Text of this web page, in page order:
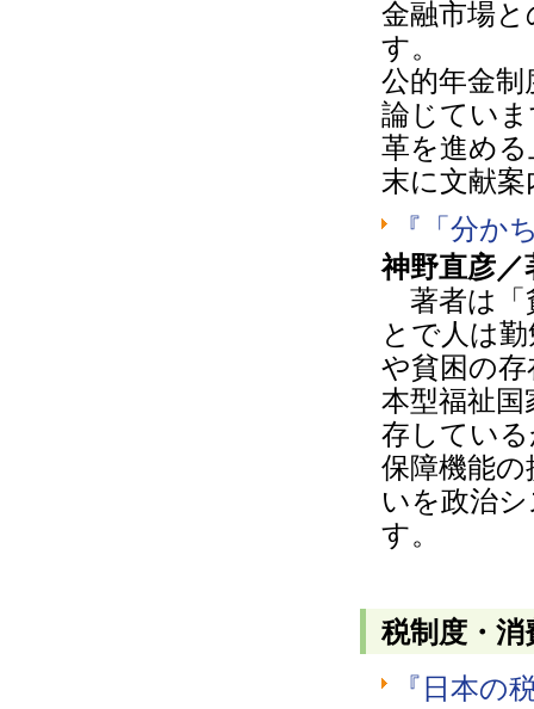
金融市場
す。
公的年金
論じてい
革を進め
末に文献
『「分か
神野直彦
著者は「
とで人は
や貧困の
本型福祉
存してい
保障機能
いを政治
す。
税制度・消
『日本の